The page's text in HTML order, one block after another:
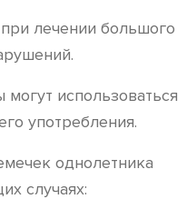
лечении большого
использоваться
употребления.
однолетника
случаях: